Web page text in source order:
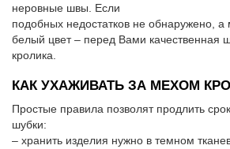
неровные швы. Если
подобных недостатков не обнаружено,
белый цвет – перед Вами качественная
кролика.
КАК УХАЖИВАТЬ ЗА МЕХОМ
Простые правила позволят продлить
шубки:
– хранить изделия нужно в темном